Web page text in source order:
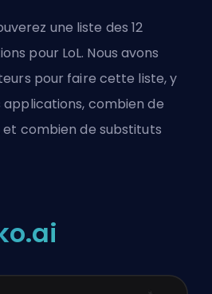
une liste des 12
pour LoL. Nous avons
pour faire cette liste, y
combien de
et combien de substituts